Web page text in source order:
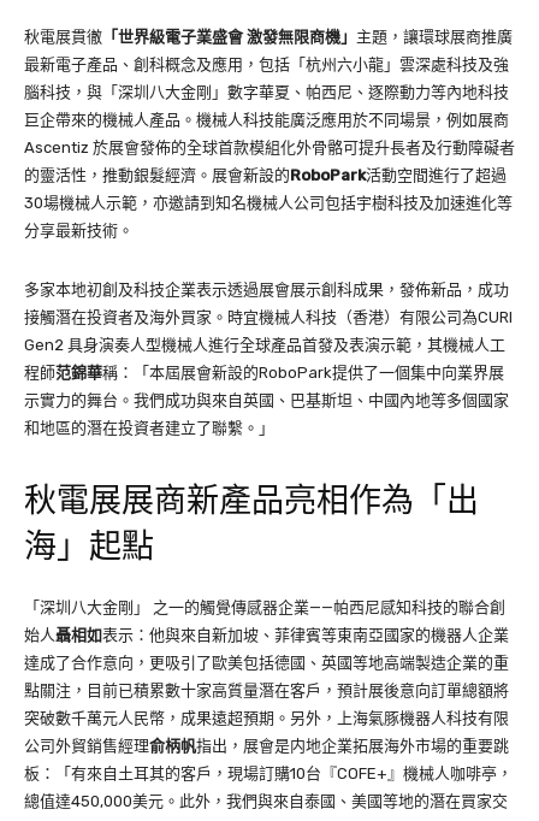
秋電展貫徹 「世界級電子業盛會 激發無限商機」 主題，讓環球展商推廣
最新電子產品、創科概念及應用，包括「杭州六小龍」雲深處科技及強
腦科技，與「深圳八大金剛」數字華夏、帕西尼、逐際動力等內地科技
巨企帶來的機械人產品。機械人科技能廣泛應用於不同場景，例如展商
Ascentiz 於展會發佈的全球首款模組化外骨骼可提升長者及行動障礙者
的靈活性，推動銀髮經濟。展會新設的RoboPark活動空間進行了超過
30場機械人示範，亦邀請到知名機械人公司包括宇樹科技及加速進化等
分享最新技術。
多家本地初創及科技企業表示透過展會展示創科成果，發佈新品，成功
接觸潛在投資者及海外買家。時宜機械人科技（香港）有限公司為CURI
Gen2 具身演奏人型機械人進行全球產品首發及表演示範，其機械人工
程師范錦華稱：「本屆展會新設的RoboPark提供了一個集中向業界展
示實力的舞台。我們成功與來自英國、巴基斯坦、中國內地等多個國家
和地區的潛在投資者建立了聯繫。」
秋電展展商新產品亮相作為「出
海」起點
「深圳八大金剛」 之一的觸覺傳感器企業——帕西尼感知科技的聯合創
始人聶相如表示：他與來自新加坡、菲律賓等東南亞國家的機器人企業
達成了合作意向，更吸引了歐美包括德國、英國等地高端製造企業的重
點關注，目前已積累數十家高質量潛在客戶，預計展後意向訂單總額將
突破數千萬元人民幣，成果遠超預期。另外，上海氣豚機器人科技有限
公司外貿銷售經理俞柄帆指出，展會是内地企業拓展海外市場的重要跳
板：「有來自土耳其的客戶，現場訂購10台『COFE+』機械人咖啡亭，
總值達450,000美元。此外，我們與來自泰國、美國等地的潛在買家交